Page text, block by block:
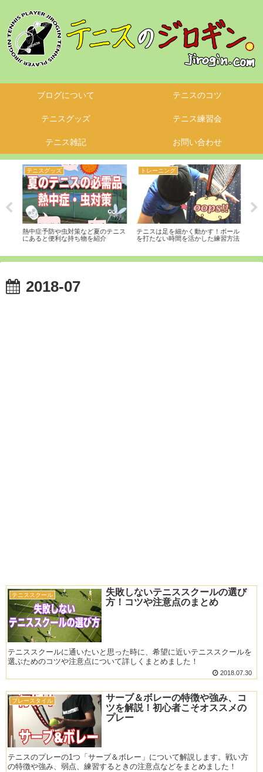
ブログについて テニスのコツ
テニスグッズ テニス練習会
テニス雑記 お問い合わせ
テニスグッズ
熱中症予防や虫対策など夏のテニス
にあると便利な持ち物を紹介
トレーニング
テニスは足を細かく動かす！ボール
を打たない時間を活かした練習方法
2018-07
テニススクール
失敗しないテニススクールの選び
方！コツや注意点のまとめ
テニススクールに通いたいと思った時に、希望に近いテニススクールを
選ぶためのコツや注意点について詳しくまとめました！
2018.07.30
プレースタイル
サーブ＆ボレーの特徴や強み、コ
ツを解説！初心者こそオススメの
プレー
テニスのプレーの1つ「サーブ＆ボレー」について解説します。戦い方
の特徴や強み、弱点、練習するときの注意点などをまとめました！